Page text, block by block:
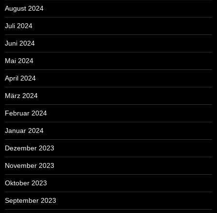
August 2024
Juli 2024
Juni 2024
Mai 2024
April 2024
März 2024
Februar 2024
Januar 2024
Dezember 2023
November 2023
Oktober 2023
September 2023